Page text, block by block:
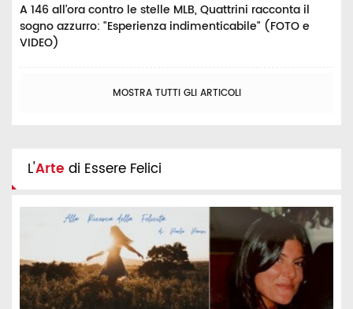
A 146 all’ora contro le stelle MLB, Quattrini racconta il
sogno azzurro: "Esperienza indimenticabile" (FOTO e
VIDEO)
MOSTRA TUTTI GLI ARTICOLI
L'Arte di Essere Felici